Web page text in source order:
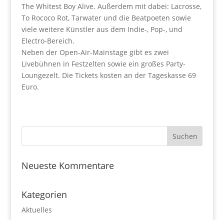
The Whitest Boy Alive. Außerdem mit dabei: Lacrosse,
To Rococo Rot, Tarwater und die Beatpoeten sowie
viele weitere Künstler aus dem Indie-, Pop-, und
Electro-Bereich.
Neben der Open-Air-Mainstage gibt es zwei
Livebühnen in Festzelten sowie ein großes Party-
Loungezelt. Die Tickets kosten an der Tageskasse 69
Euro.
Neueste Kommentare
Kategorien
Aktuelles